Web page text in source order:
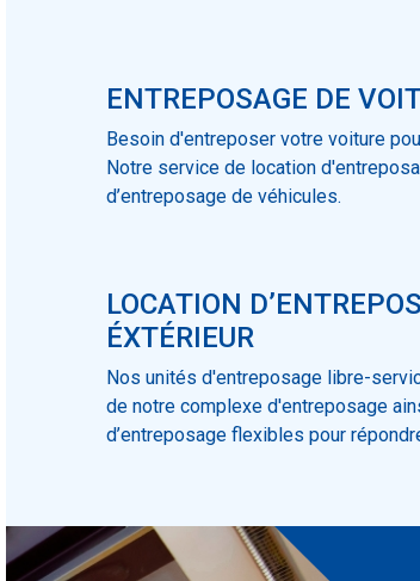
ENTREPOSAGE DE
Besoin d'entreposer votre voiture
Notre service de location
d’entreposage de véhicules.
LOCATION
ÉXTÉRIEUR
Nos unités d'entreposage libre-
de notre complexe d'entreposage
d’entreposage flexibles pour